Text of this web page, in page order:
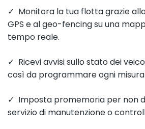
✓ Monitora la tua flotta grazie
GPS e al geo-fencing su una
tempo reale.
✓ Ricevi avvisi sullo stato dei
così da programmare ogni
✓ Imposta promemoria per non
servizio di manutenzione o